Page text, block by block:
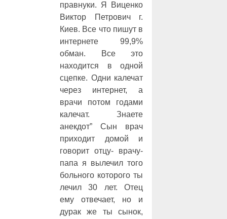
правнуки. Я Виценко
Виктор Петрович г.
Киев. Все что пишут в
интернете 99,9%
обман. Все это
находится в одной
сцепке. Одни калечат
через интернет, а
врачи потом годами
калечат. Знаете
анекдот” Сын врач
приходит домой и
говорит отцу- врачу-
папа я вылечил того
больного которого ты
лечил 30 лет. Отец
ему отвечает, но и
дурак же ты сынок,